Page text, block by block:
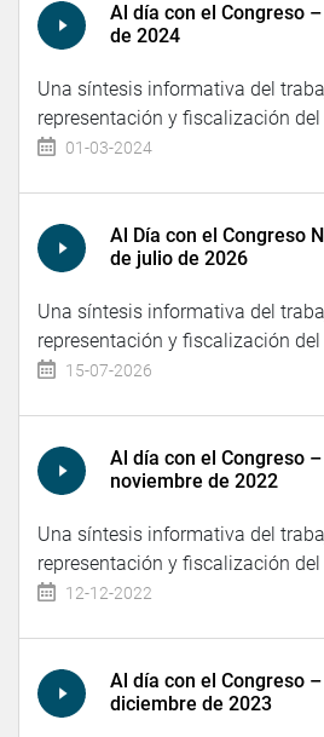
Al día con el Congreso
de 2024
Una síntesis informativa del
representación y fiscalización
01-03-2024
Al Día con el Congreso
de julio de 2026
Una síntesis informativa del
representación y fiscalización
15-07-2026
Al día con el Congreso
noviembre de 2022
Una síntesis informativa del
representación y fiscalización
12-12-2022
Al día con el Congreso
diciembre de 2023